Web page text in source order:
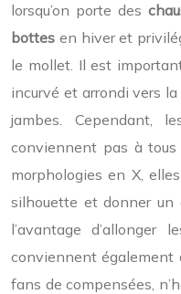
lorsqu’on porte des
bottes en hiver et
le mollet. Il est
incurvé et arrondi vers
jambes. Cependant,
conviennent pas à
morphologies en X,
silhouette et donner un
l’avantage
conviennent également
fans de compensées,